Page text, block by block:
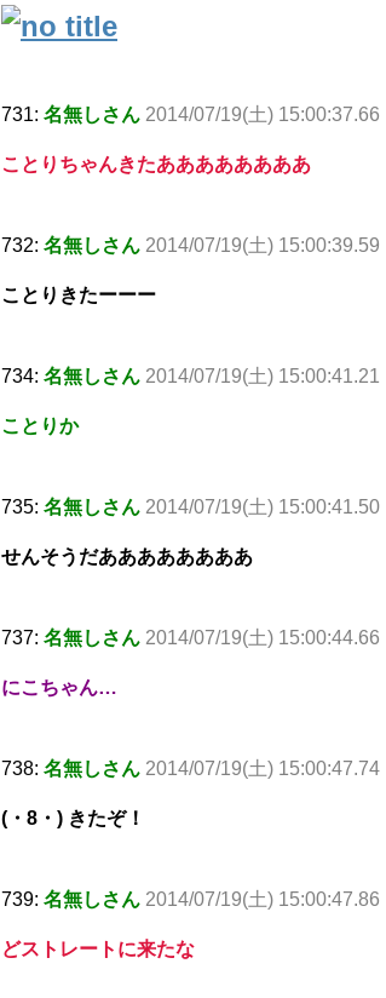
731: 名無しさん 2014/07/19(土) 15:00:37.66
ことりちゃんきたああああああああ
732: 名無しさん 2014/07/19(土) 15:00:39.59
ことりきたーーー
734: 名無しさん 2014/07/19(土) 15:00:41.21
ことりか
735: 名無しさん 2014/07/19(土) 15:00:41.50
せんそうだああああああああ
737: 名無しさん 2014/07/19(土) 15:00:44.66
にこちゃん…
738: 名無しさん 2014/07/19(土) 15:00:47.74
(・8・) きたぞ！
739: 名無しさん 2014/07/19(土) 15:00:47.86
どストレートに来たな